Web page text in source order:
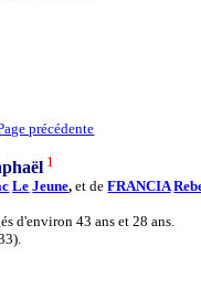
précédente
1
Le Jeune,et deFRANCIA
d'environ 43 ans et 28 ans.